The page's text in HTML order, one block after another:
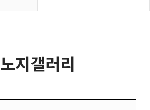
노지갤러리